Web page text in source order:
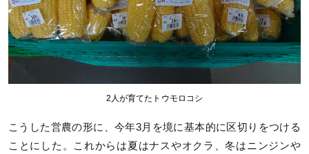
2人が育てたトウモロコシ
こうした営農の形に、今年3月を境に基本的に区切りをつける
ことにした。これからは夏はナスやオクラ、冬はニンジンや